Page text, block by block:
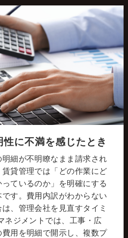
に不満を感じたとき
細が不明瞭なまま請求され
貸管理では「どの作業にど
ているのか」を明確にする
す。費用内訳がわからない
、管理会社を見直すタイミ
ネジメントでは、工事・広
用を明細で開示し、複数プ